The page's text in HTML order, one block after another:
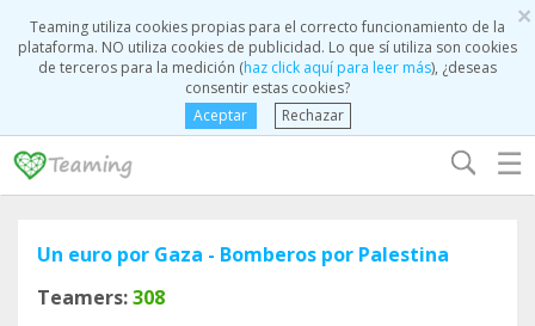
×
Teaming utiliza cookies propias para el correcto funcionamiento de la
plataforma. NO utiliza cookies de publicidad. Lo que sí utiliza son cookies
de terceros para la medición (haz click aquí para leer más), ¿deseas
consentir estas cookies?
Aceptar
Rechazar
☰
Un euro por Gaza - Bomberos por Palestina
Teamers:308